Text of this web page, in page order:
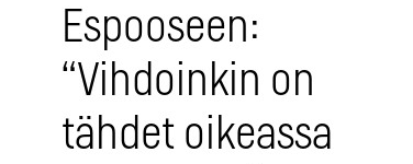
Espooseen:
“Vihdoinkin on
tähdet oikeassa